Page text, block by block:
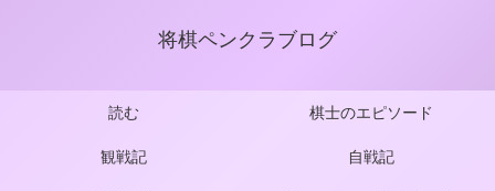
将棋ペンクラブログ
読む 棋士のエピソード
観戦記 自戦記